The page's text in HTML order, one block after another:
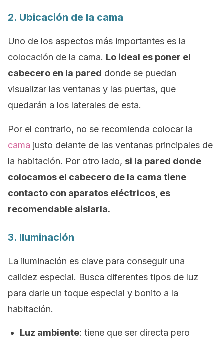
2. Ubicación de la cama
Uno de los aspectos más importantes es la
colocación de la cama. Lo ideal es poner el
cabecero en la pared donde se puedan
visualizar las ventanas y las puertas, que
quedarán a los laterales de esta.
Por el contrario, no se recomienda colocar la
cama justo delante de las ventanas principales de
la habitación. Por otro lado, si la pared donde
colocamos el cabecero de la cama tiene
contacto con aparatos eléctricos, es
recomendable aislarla.
3. Iluminación
La iluminación es clave para conseguir una
calidez especial. Busca diferentes tipos de luz
para darle un toque especial y bonito a la
habitación.
Luz ambiente: tiene que ser directa pero